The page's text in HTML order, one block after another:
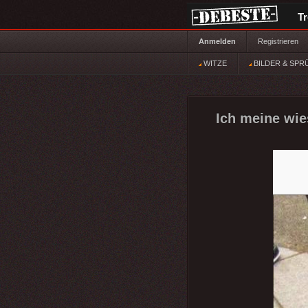
Anmelden Registrieren
WITZE BILDER &
Ich meine